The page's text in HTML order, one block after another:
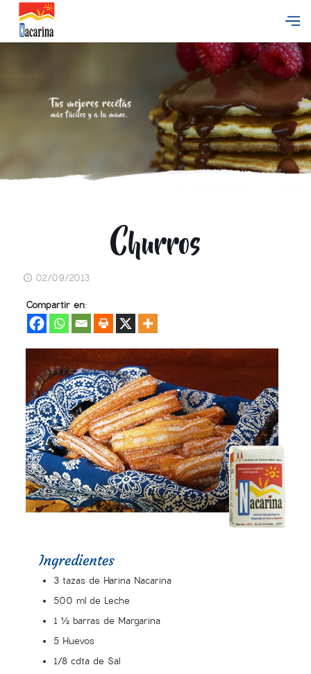
Churros
02/09/2013
Compartir en:
3 tazas de Harina Nacarina
500 ml de Leche
1 ½ barras de Margarina
5 Huevos
1/8 cdta de Sal